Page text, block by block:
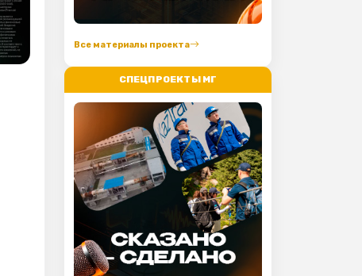
Все материалы проекта
СПЕЦПРОЕКТЫ МГ